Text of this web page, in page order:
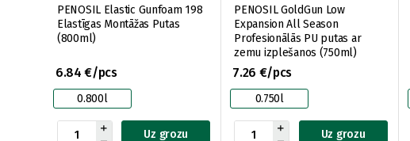
PENOSIL Elastic Gunfoam 198
Elastīgas Montāžas Putas
(800ml)
6.84 €/pcs
0.800l
Uz grozu
PENOSIL GoldGun Low
Expansion All Season
Profesionālās PU putas ar
zemu izplešanos (750ml)
7.26 €/pcs
0.750l
Uz grozu